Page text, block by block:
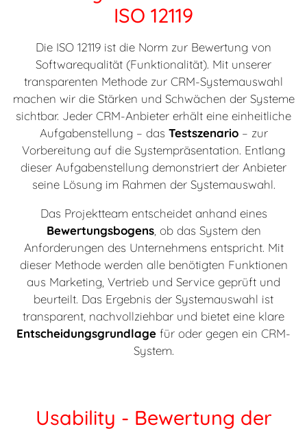
ISO 12119
Die ISO 12119 ist die Norm zur Bewertung von
Softwarequalität (Funktionalität). Mit unserer
transparenten Methode zur CRM-Systemauswahl
machen wir die Stärken und Schwächen der Systeme
sichtbar. Jeder CRM-Anbieter erhält eine einheitliche
Aufgabenstellung – das Testszenario – zur
Vorbereitung auf die Systempräsentation. Entlang
dieser Aufgabenstellung demonstriert der Anbieter
seine Lösung im Rahmen der Systemauswahl.
Das Projektteam entscheidet anhand eines
Bewertungsbogens, ob das System den
Anforderungen des Unternehmens entspricht. Mit
dieser Methode werden alle benötigten Funktionen
aus Marketing, Vertrieb und Service geprüft und
beurteilt. Das Ergebnis der Systemauswahl ist
transparent, nachvollziehbar und bietet eine klare
Entscheidungsgrundlage für oder gegen ein CRM-
System.
Usability - Bewertung der